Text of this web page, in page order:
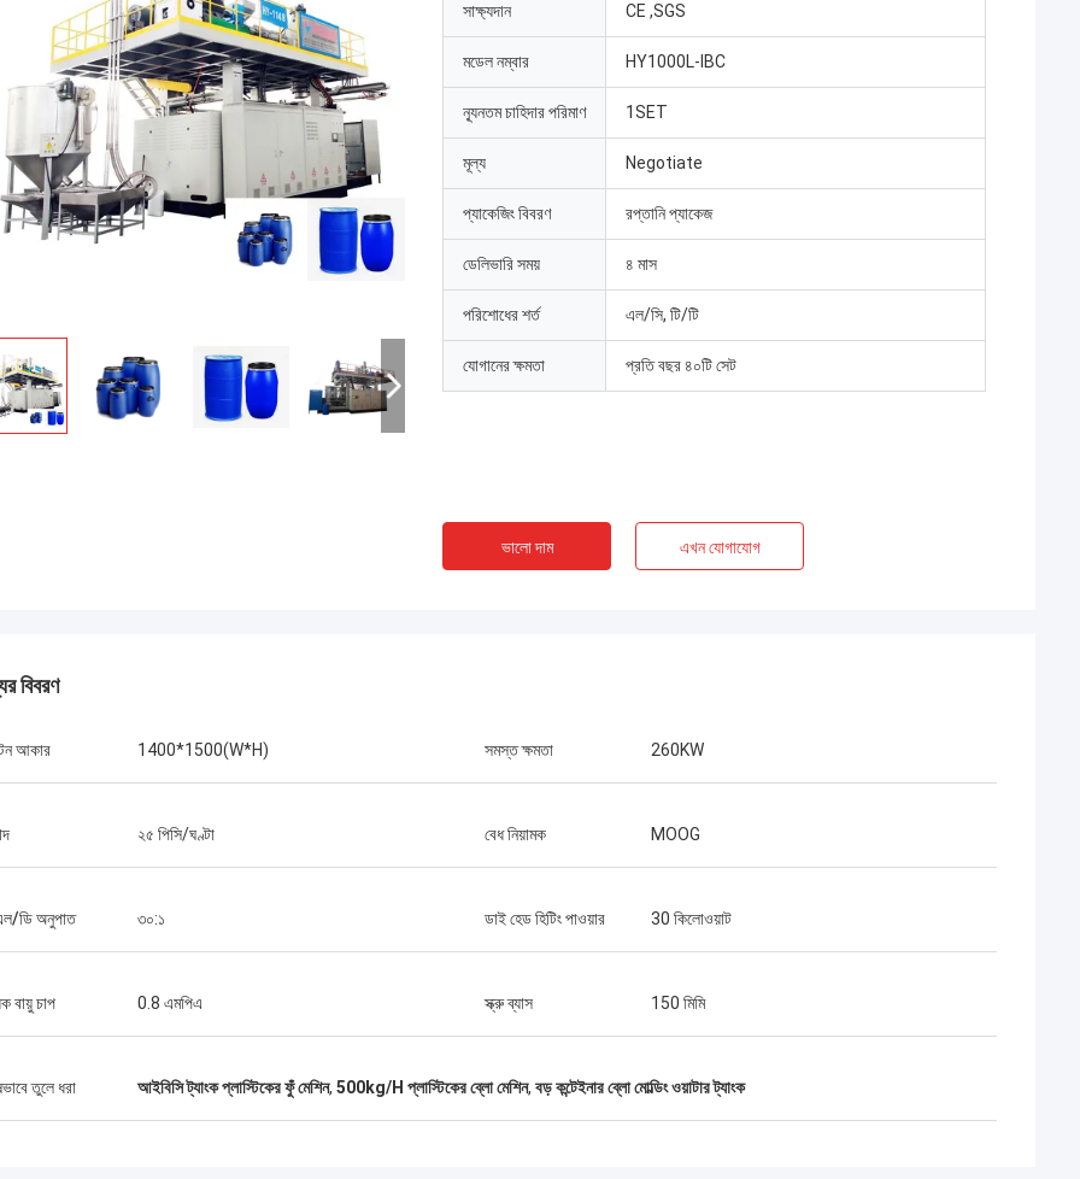
সাক্ষ্যদান CE ,SGS
মডেল নম্বার HY1000L-IBC
ন্যূনতম চাহিদার পরিমাণ 1SET
মূল্য Negotiate
প্যাকেজিং বিবরণ রপ্তানি প্যাকেজ
ডেলিভারি সময় ৪ মাস
পরিশোধের শর্ত এল/সি, টি/টি
যোগানের ক্ষমতা প্রতি বছর ৪০টি সেট
ভালো দাম এখন যোগাযোগ
বিবরণ
আকার 1400*1500(W*H) সমস্ত ক্ষমতা 260KW
২৫ পিসি/ঘণ্টা বেধ নিয়ামক MOOG
ডি অনুপাত ৩০:১ ডাই হেড হিটিং পাওয়ার 30 কিলোওয়াট
বায়ু চাপ 0.8 এমপিএ স্ক্রু ব্যাস 150 মিমি
তুলে ধরা আইবিসি ট্যাংক প্লাস্টিকের ফুঁ মেশিন, 500kg/H প্লাস্টিকের ব্লো মেশিন, বড় কন্টেইনার ব্লো মোল্ডিং ওয়াটার ট্যাংক